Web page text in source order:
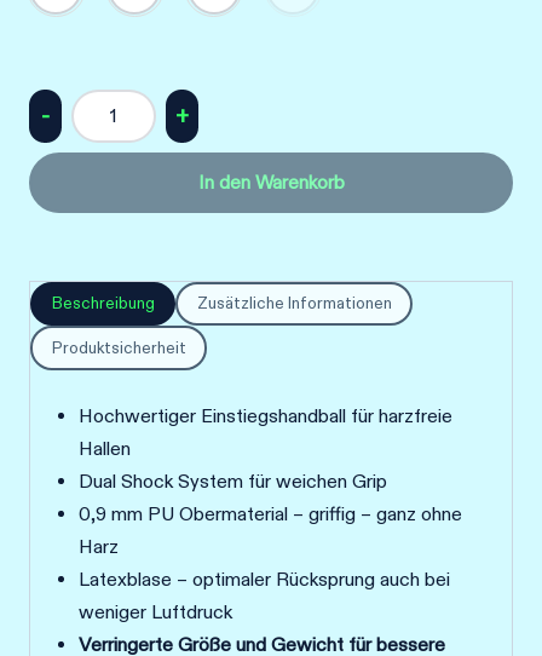
Erima
-
Magic
Handball
Menge
In den Warenkorb
Beschreibung Zusätzliche Informationen
Produktsicherheit
Hochwertiger Einstiegshandball für harzfreie
Hallen
Dual Shock System für weichen Grip
0,9 mm PU Obermaterial – griffig – ganz ohne
Harz
Latexblase – optimaler Rücksprung auch bei
weniger Luftdruck
Verringerte Größe und Gewicht für bessere